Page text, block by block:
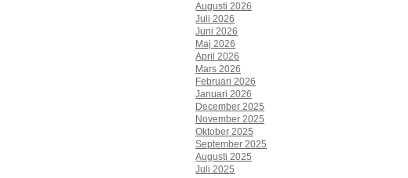
Augusti 2026
Juli 2026
Juni 2026
Maj 2026
April 2026
Mars 2026
Februari 2026
Januari 2026
December 2025
November 2025
Oktober 2025
September 2025
Augusti 2025
Juli 2025